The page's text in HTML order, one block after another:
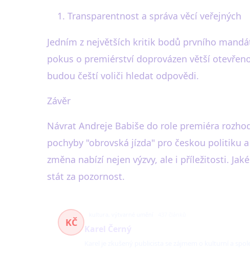
Transparentnost a správa věcí veřejných
Jedním z největších kritik bodů prvního
pokus o premiérství doprovázen větší
budou čeští voliči hledat odpovědi.
Závěr
Návrat Andreje Babiše do role premiéra
pochyby "obrovská jízda" pro českou politiku
změna nabízí nejen výzvy, ale i příležitosti.
stát za pozornost.
KČ